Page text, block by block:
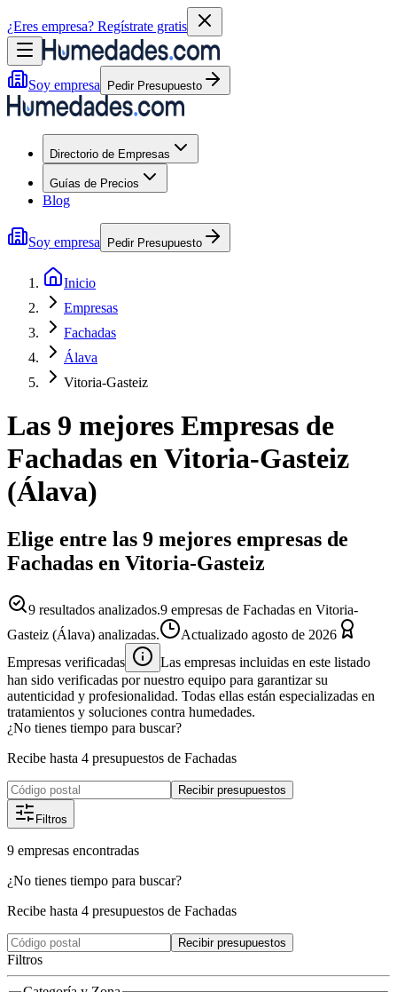
¿Eres empresa? Regístrate gratis
Soy empresa Pedir Presupuesto
Directorio de Empresas
Guías de Precios
Blog
Soy empresa Pedir Presupuesto
Inicio
Empresas
Fachadas
Álava
Vitoria-Gasteiz
Las 9 mejores Empresas de
Fachadas enVitoria-Gasteiz
(Álava)
Elige entre las 9 mejores empresas de
Fachadas en Vitoria-Gasteiz
9 resultados analizados.9 empresas de Fachadas en Vitoria-
Gasteiz (Álava) analizadas.
Actualizado agosto de 2026
Empresas verificadas
Las empresas incluidas en este listado
han sido verificadas por nuestro equipo para garantizar su
autenticidad y profesionalidad. Todas ellas están especializadas en
tratamientos y soluciones contra humedades.
¿No tienes tiempo para buscar?
Recibe hasta 4 presupuestos de Fachadas
Recibir presupuestos
Filtros
9 empresas encontradas
¿No tienes tiempo para buscar?
Recibe hasta 4 presupuestos de Fachadas
Recibir presupuestos
Filtros